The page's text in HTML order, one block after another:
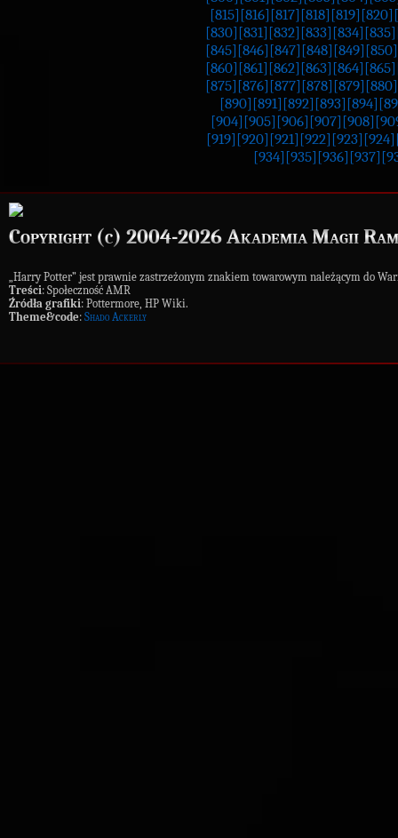
[815] [816] [817] [818] [819] [820]
[830] [831] [832] [833] [834] [835]
[845] [846] [847] [848] [849] [850]
[860] [861] [862] [863] [864] [865]
[875] [876] [877] [878] [879] [880]
[890] [891] [892] [893] [894]
[904] [905] [906] [907] [908]
[919] [920] [921] [922] [923] [924]
[934] [935] [936] [937]
Copyright (c) 2004-2026 Akademia Magii
„Harry Potter” jest prawnie zastrzeżonym znakiem towarowym należącym do
Treści: Społeczność AMR
Źródła grafiki: Pottermore, HP Wiki.
Theme&code: Shado Ackerly